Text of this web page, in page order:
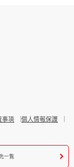
事項
個人情報保護
一覧